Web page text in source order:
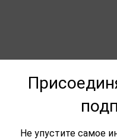
Не упустите самое